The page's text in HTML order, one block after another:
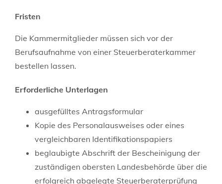
Fristen
Die Kammermitglieder müssen sich vor der
Berufsaufnahme von einer Steuerberaterkammer
bestellen lassen.
Erforderliche Unterlagen
ausgefülltes Antragsformular
Kopie des Personalausweises oder eines
vergleichbaren Identifikationspapiers
beglaubigte Abschrift der Bescheinigung der
zuständigen obersten Landesbehörde über die
erfolgreich abgelegte Steuerberaterprüfung